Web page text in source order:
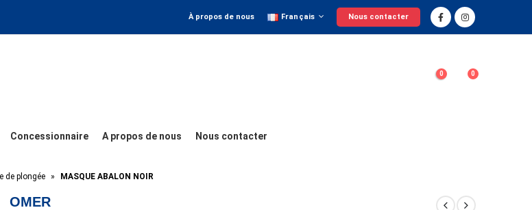
À propos de nous Français Nous contacter
0 0
Concessionnaire A propos de nous Nous contacter
de plongée » MASQUE ABALON NOIR
OMER